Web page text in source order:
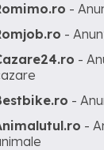
-
-
-
-
-